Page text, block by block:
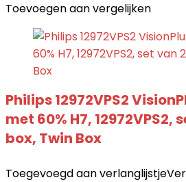
Toevoegen aan vergelijken
Philips 12972VPS2
met 60% H7, 12972VPS2,
box, Twin Box
Toegevoegd aan verlanglijstje